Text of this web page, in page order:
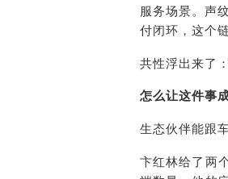
服务场景。声
付闭环，这个
共性浮出来了
怎么让这件事
生态伙伴能跟
卞红林给了两